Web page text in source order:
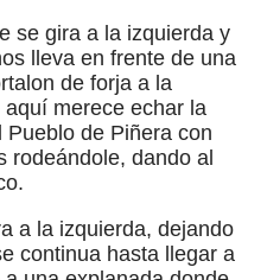
se gira a la izquierda y
lleva en frente de una
de forja a la
merece echar la
de Piñera con
rodeándole, dando al
a la izquierda, dejando
continua hasta llegar a